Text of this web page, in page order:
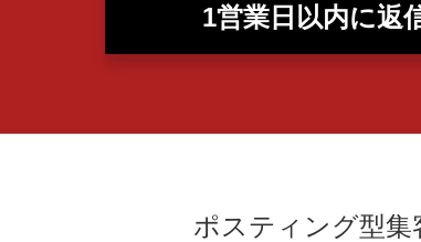
1営業日以内に返
ポスティング型集